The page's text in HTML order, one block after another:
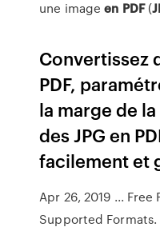
une imageen PDF(
Convertissez
PDF,
la marge de
des JPG en
facilement et
Apr 26, 2019 ... Free
Supported Formats.